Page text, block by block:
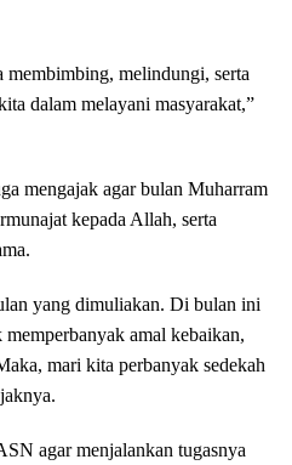
membimbing, melindungi, serta
dalam melayani masyarakat,”
mengajak agar bulan Muharram
kepada Allah, serta
yang dimuliakan. Di bulan ini
amal kebaikan,
mari kita perbanyak sedekah
agar menjalankan tugasnya